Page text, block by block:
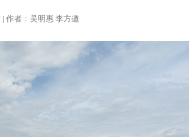
| 作者：吴明惠 李方遒